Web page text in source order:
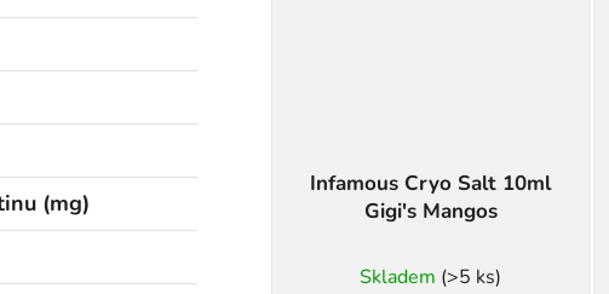
(mg)
Infamous Cryo Salt 10ml
Gigi's Mangos
Skladem (>5 ks)